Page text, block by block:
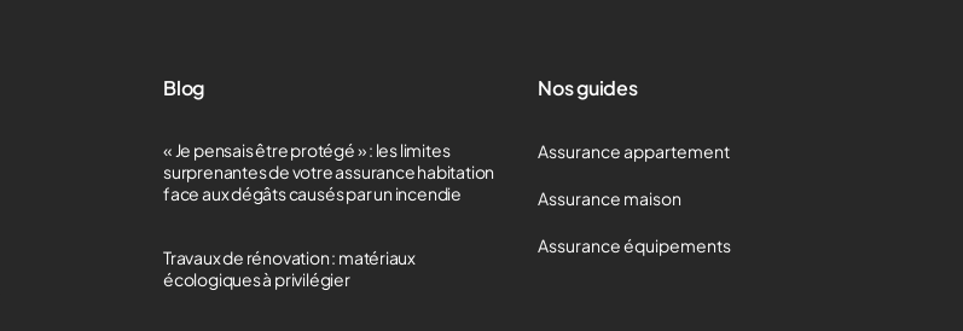
Blog
« Je pensais être protégé » : les limites
surprenantes de votre assurance habitation
face aux dégâts causés par un incendie
Travaux de rénovation : matériaux
écologiques à privilégier
Nos guides
Assurance appartement
Assurance maison
Assurance équipements